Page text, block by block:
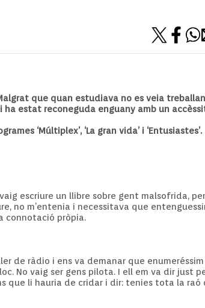
que quan estudiava no es veia
ha estat reconeguda enguany amb un
‘Múltiplex’, ‘La gran vida’ i ‘Entusiastes’.
escriure un llibre sobre gent malsofrida,
no m’entenia i necessitava que
connotació pròpia.
de ràdio i ens va demanar que
No vaig ser gens pilota. I ell em va dir just
que li hauria de cridar i dir: tenies tota la raó